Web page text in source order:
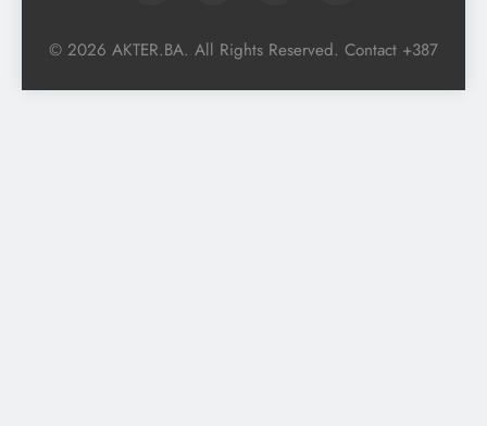
© 2026 AKTER.BA. All Rights Reserved. Contact +387